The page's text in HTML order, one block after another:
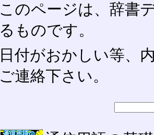
このページは、辞書
るものです。
日付がおかしい等、
ご連絡下さい。